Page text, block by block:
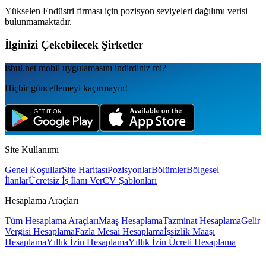
Yükselen Endüstri firması için pozisyon seviyeleri dağılımı verisi
bulunmamaktadır.
İlginizi Çekebilecek Şirketler
isbul.net mobil uygulamаsını indirdiniz mi?
Hiçbir güncellemeyi kaçırmayın!
Site Kullanımı
Genel KoşullarSite HaritasıPozisyonlarBölümlerBölgesel
İlanlarÜcretsiz İş İlanı VerCV Şablonları
Hesaplama Araçları
Tüm Hesaplama AraçlarıMaaş HesaplamaTazminat HesaplamaGelir
Vergisi HesaplamaFazla Mesai Hesaplamaİşsizlik Maaşı
HesaplamaYıllık İzin HesaplamaYıllık İzin Ücreti Hesaplama